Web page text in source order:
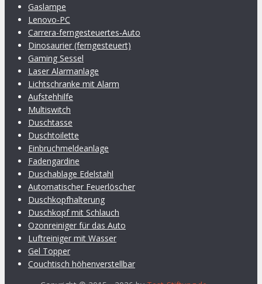
Gaslampe
Lenovo-PC
Carrera-ferngesteuertes-Auto
Dinosaurier (ferngesteuert)
Gaming Sessel
Laser Alarmanlage
Lichtschranke mit Alarm
Aufstehhilfe
Multiswitch
Duschtasse
Duschtoilette
Einbruchmeldeanlage
Fadengardine
Duschablage Edelstahl
Automatischer Feuerlöscher
Duschkopfhalterung
Duschkopf mit Schlauch
Ozonreiniger für das Auto
Luftreiniger mit Wasser
Gel Topper
Couchtisch höhenverstellbar